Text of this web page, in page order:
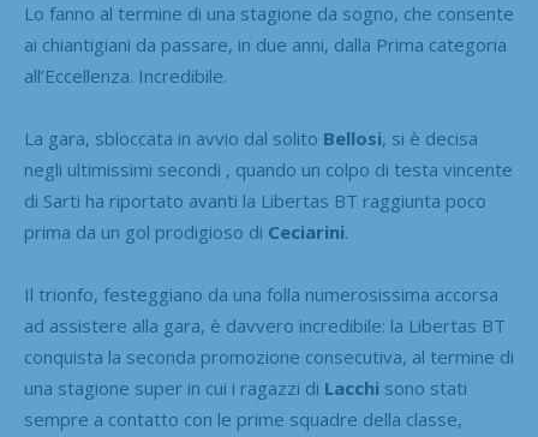
Lo fanno al termine di una stagione da sogno, che consente
ai chiantigiani da passare, in due anni, dalla Prima categoria
all’Eccellenza. Incredibile.
La gara, sbloccata in avvio dal solito Bellosi, si è decisa
negli ultimissimi secondi , quando un colpo di testa vincente
di Sarti ha riportato avanti la Libertas BT raggiunta poco
prima da un gol prodigioso di Ceciarini.
Il trionfo, festeggiano da una folla numerosissima accorsa
ad assistere alla gara, è davvero incredibile: la Libertas BT
conquista la seconda promozione consecutiva, al termine di
una stagione super in cui i ragazzi di Lacchi sono stati
sempre a contatto con le prime squadre della classe,